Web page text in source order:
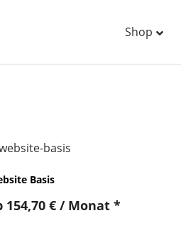
Shop
Basis
154,70 € / Monat*